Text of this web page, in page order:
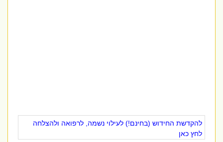
להקדשת החידוש (בחינם!) לעילוי נשמה, לרפואה ולהצלחה
לחץ כאן